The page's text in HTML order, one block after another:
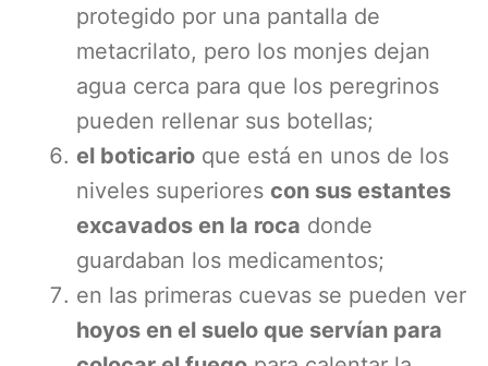
protegido por una pantalla de
metacrilato, pero los monjes dejan
agua cerca para que los peregrinos
pueden rellenar sus botellas;
el boticario que está en unos de los
niveles superiores con sus estantes
excavados en la roca donde
guardaban los medicamentos;
en las primeras cuevas se pueden ver
hoyos en el suelo que servían para